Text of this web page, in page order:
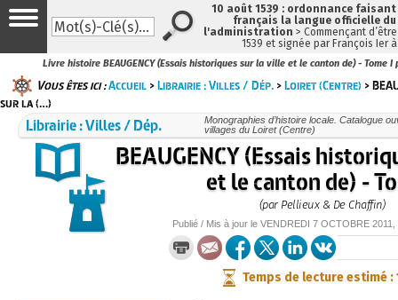
Livre histoire BEAUGENCY (Essais historiques sur la ville et le canton de) - Tome
Vous êtes ici :Accueil >Librairie : Villes / Dép. >Loiret (Centre) >
sur la (…)
Librairie : Villes / Dép.
Monographies d’histoire locale. Catalogue
villages du Loiret (Centre)
BEAUGENCY (Essais
et le canton de) -
(par Pellieux & De Chaffin)
Publié / Mis à jour le VENDREDI 7 OCTOBRE 2011
Temps de lecture estimé :
10 août 1539 : ordonnance
français la langue officielle
l'administration > Commençant
1539 et signée par François Ier